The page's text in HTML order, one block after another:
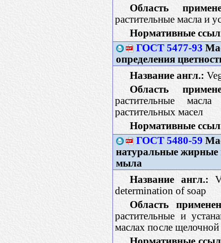
Область
растительные масла и
Нормативные
ГОСТ 5477-93
определения
Название англ.:
Область
растительные
растительных масел
Нормативные
ГОСТ 5480-59
натуральные жирные
мыла
Название англ.:
determination of soap
Область
растительные и
маслах после